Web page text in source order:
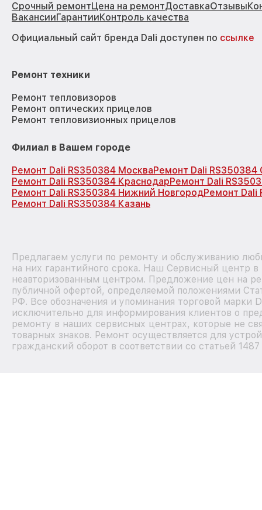
Срочный ремонтЦена на ремонтДоставкаОтзывы
ВакансииГарантииКонтроль качества
Официальный сайт бренда Dali доступен по ссылке
Ремонт техники
Ремонт тепловизоров
Ремонт оптических прицелов
Ремонт тепловизионных прицелов
Филиал в Вашем городе
Ремонт Dali RS350384 МоскваРемонт Dali RS350384
Ремонт Dali RS350384 КраснодарРемонт Dali
Ремонт Dali RS350384 Нижний НовгородРемонт Dali
Ремонт Dali RS350384 Казань
Предлагаем услуги по ремонту и обслуживанию
на них гарантийного срока. Наш Сервисный центр в
неавторизованным центром. Предложение цен на
публичной офертой, определяемой положениями
РФ. Все обозначения и упоминания торговой марки
исключительно для информирования клиентов о
ремонту в наших сервисных центрах, которые не
товарных знаков. Ремонт осуществляется для
гражданский оборот в соответствии со статьей